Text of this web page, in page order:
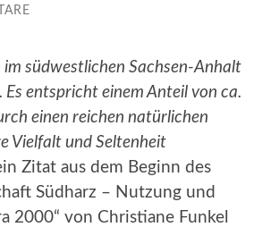
südwestlichen Sachsen-Anhalt
entspricht einem Anteil von ca.
einen reichen natürlichen
Vielfalt und Seltenheit
Zitat aus dem Beginn des
Südharz – Nutzung und
2000“ von Christiane Funkel